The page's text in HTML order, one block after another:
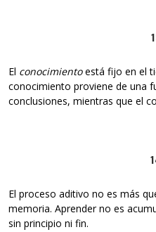
El conocimientoestá fijo en el
conocimiento proviene de una
conclusiones, mientras que el
El proceso aditivo no es más
memoria. Aprender no es
sin principio ni fin.